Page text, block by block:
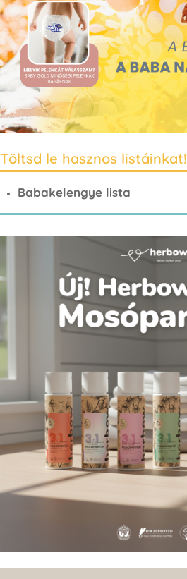
Töltsd le hasznos listáinkat!
Babakelengye lista